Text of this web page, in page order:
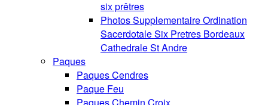
six prêtres
Photos Supplementaire Ordination
Sacerdotale Six Pretres Bordeaux
Cathedrale St Andre
Paques
Paques Cendres
Paque Feu